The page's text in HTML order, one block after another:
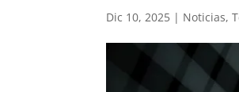
Dic 10, 2025 | Noticias,